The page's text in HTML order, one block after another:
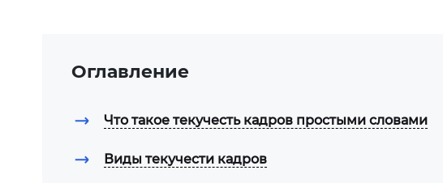
Оглавление
Что такое текучесть кадров простыми словами
Виды текучести кадров